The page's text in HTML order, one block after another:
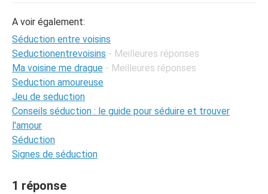
A voir également:
Séduction entre voisins
Seductionentrevoisins - Meilleures réponses
Ma voisine me drague - Meilleures réponses
Seduction amoureuse
Jeu de seduction
Conseils séduction : le guide pour séduire et trouver
l'amour
Séduction
Signes de séduction
1 réponse